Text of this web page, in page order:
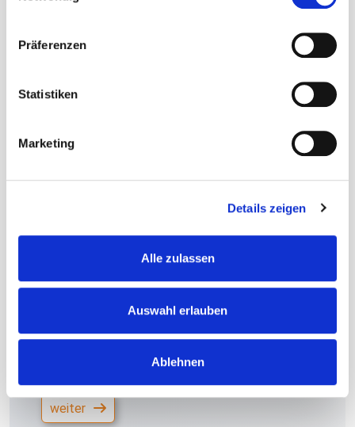
Präferenzen
Statistiken
Marketing
Details zeigen
Alle zulassen
Auswahl erlauben
Ablehnen
®
Beutel
zuverlässige Geruchsbindung, optional
kombiniert mit Trockenmittel.
weiter